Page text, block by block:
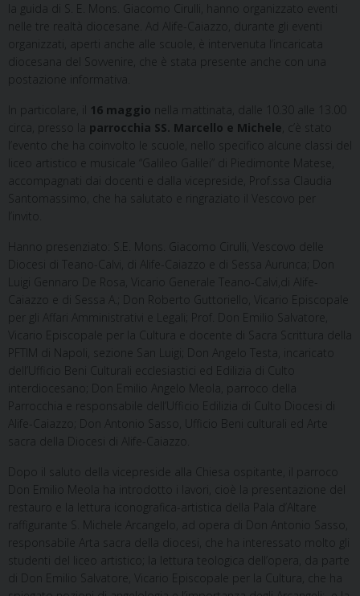
la guida di S. E. Mons. Giacomo Cirulli, hanno organizzato eventi
nelle tre realtà diocesane. Ad Alife-Caiazzo, durante gli eventi
organizzati, aperti anche alle scuole, è intervenuta l’incaricata
diocesana del Sovvenire, che è stata presente anche con una
postazione informativa.
In particolare, il
16 maggio nella mattinata, dalle 10.30 alle 13.00
circa, presso la parrocchia SS. Marcello e Michele , c’è stato
l’evento che ha coinvolto le scuole, nello specifico alcune classi del
liceo artistico e musicale “Galileo Galilei” di Piedimonte Matese,
accompagnati dai docenti e dalla vicepreside, Prof.ssa Claudia
Santomassimo, che ha salutato e ringraziato il Vescovo per
l’invito.
Hanno presenziato: S.E. Mons. Giacomo Cirulli, Vescovo delle
Diocesi di Teano-Calvi, di Alife-Caiazzo e di Sessa Aurunca; Don
Luigi Gennaro De Rosa, Vicario Generale Teano-Calvi,di Alife-
Caiazzo e di Sessa A.; Don Roberto Guttoriello, Vicario Episcopale
per gli Affari Amministrativi e Legali; Prof. Don Emilio Salvatore,
Vicario Episcopale per la Cultura e docente di Sacra Scrittura della
PFTIM di Napoli, sezione San Luigi; Don Angelo Testa, incaricato
dell’Ufficio Beni Culturali ecclesiastici ed Edilizia di Culto
interdiocesano; Don Emilio Angelo Meola, parroco della
Parrocchia e responsabile dell’Ufficio Edilizia di Culto Diocesi di
Alife-Caiazzo; Don Antonio Sasso, Ufficio Beni culturali ed Arte
sacra della Diocesi di Alife-Caiazzo.
Dopo il saluto della vicepreside alla Chiesa ospitante, il parroco
Don Emilio Meola ha introdotto i lavori, cioè la presentazione del
restauro e la lettura iconografica-artistica della Pala d’Altare
raffigurante S. Michele Arcangelo, ad opera di Don Antonio Sasso,
responsabile Arta sacra della diocesi, che ha interessato molto gli
studenti del liceo artistico; la lettura teologica dell’opera, da parte
di Don Emilio Salvatore, Vicario Episcopale per la Cultura, che ha